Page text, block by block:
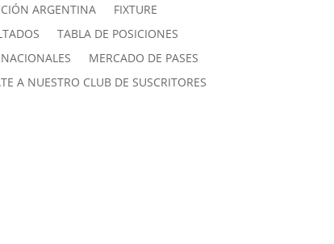
ARGENTINA
FIXTURE
TABLA DE POSICIONES
MERCADO DE PASES
A NUESTRO CLUB DE SUSCRITORES